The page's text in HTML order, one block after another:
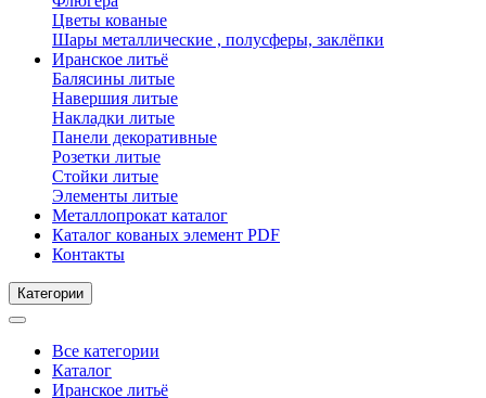
Цветы кованые
Шары металлические , полусферы, заклёпки
Иранское литьё
Балясины литые
Навершия литые
Накладки литые
Панели декоративные
Розетки литые
Стойки литые
Элементы литые
Металлопрокат каталог
Каталог кованых элемент PDF
Контакты
Категории
Все категории
Каталог
Иранское литьё